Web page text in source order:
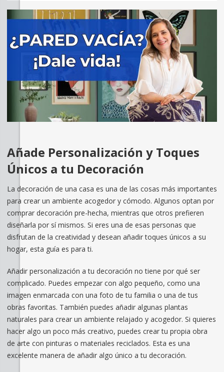
Añade Personalización y Toques
Únicos a tu Decoración
La decoración de una casa es una de las cosas más importantes
para crear un ambiente acogedor y cómodo. Algunos optan por
comprar decoración pre-hecha, mientras que otros prefieren
diseñarla por sí mismos. Si eres una de esas personas que
disfrutan de la creatividad y desean añadir toques únicos a su
hogar, esta guía es para ti.
Añadir personalización a tu decoración no tiene por qué ser
complicado. Puedes empezar con algo pequeño, como una
imagen enmarcada con una foto de tu familia o una de tus
obras favoritas. También puedes añadir algunas plantas
naturales para crear un ambiente relajado y acogedor. Si quieres
hacer algo un poco más creativo, puedes crear tu propia obra
de arte con pinturas o materiales reciclados. Esta es una
excelente manera de añadir algo único a tu decoración.